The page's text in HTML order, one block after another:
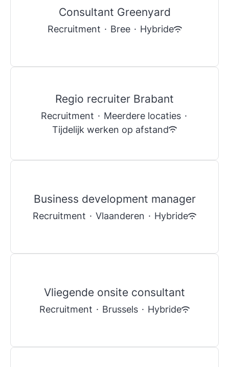
Consultant Greenyard
Recruitment · Bree · Hybride
Regio recruiter Brabant
Recruitment · Meerdere locaties ·
Tijdelijk werken op afstand
Business development manager
Recruitment · Vlaanderen · Hybride
Vliegende onsite consultant
Recruitment · Brussels · Hybride